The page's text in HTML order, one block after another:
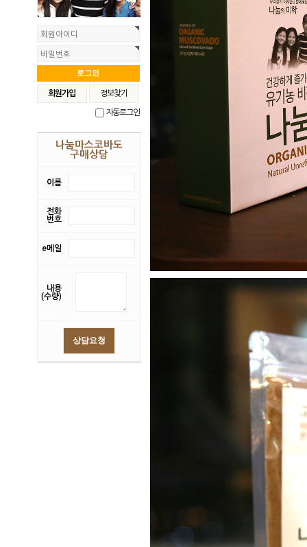
회원아이디
비밀번호
회원가입 정보찾기
자동로그인
나눔마스코바도
구매상담
이름
전화
번호
e메일
내용
(수량)